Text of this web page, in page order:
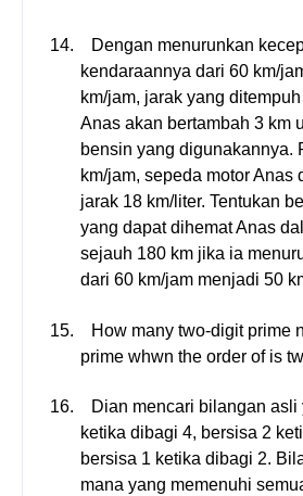
14.
Dengan menurunkan
kendaraannya dari 60 km/
km/jam, jarak yang
Anas akan bertambah 3 km
bensin yang digunakannya.
km/jam, sepeda motor Anas
jarak 18 km/liter. Tentukan
yang dapat dihemat Anas
sejauh 180 km jika ia
dari 60 km/jam menjadi 50
15.
How many two-digit prime
prime whwn the order of is
16.
Dian mencari bilangan asli
ketika dibagi 4, bersisa 2
bersisa 1 ketika dibagi 2.
mana yang memenuhi